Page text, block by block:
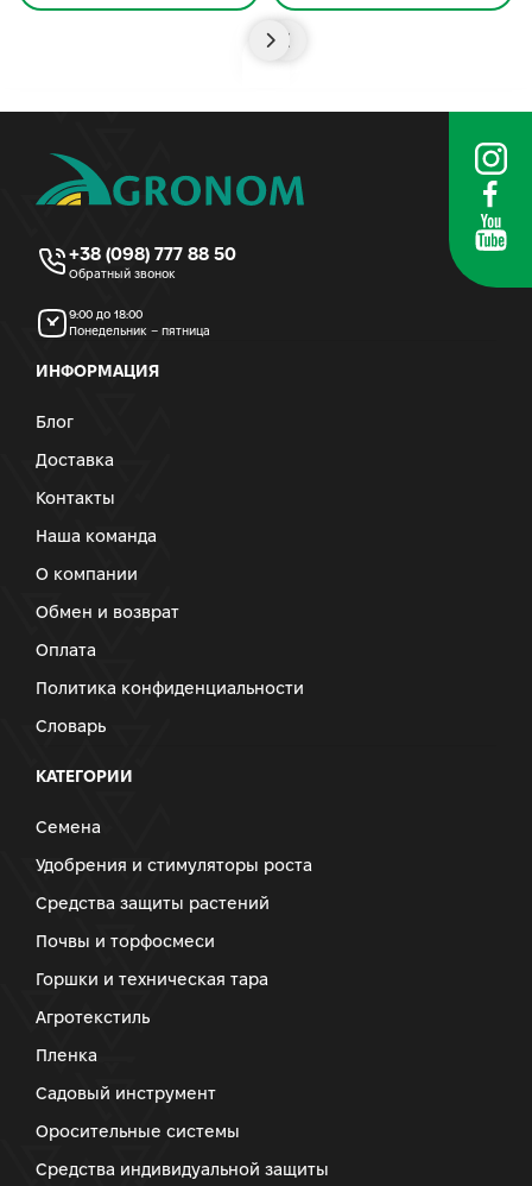
+38 (098) 777 88 50
Обратный звонок
9:00 до 18:00
Понедельник – пятница
ИНФОРМАЦИЯ
Блог
Доставка
Контакты
Наша команда
О компании
Обмен и возврат
Оплата
Политика конфиденциальности
Словарь
КАТЕГОРИИ
Семена
Удобрения и стимуляторы роста
Средства защиты растений
Почвы и торфосмеси
Горшки и техническая тара
Агротекстиль
Пленка
Садовый инструмент
Оросительные системы
Средства индивидуальной защиты